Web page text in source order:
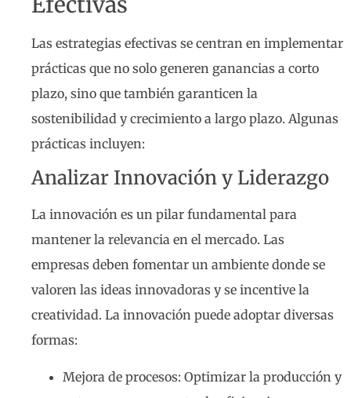
Las estrategias efectivas se centran en implementar
prácticas que no solo generen ganancias a corto
plazo, sino que también garanticen la
sostenibilidad y crecimiento a largo plazo. Algunas
prácticas incluyen:
Analizar Innovación y Liderazgo
La innovación es un pilar fundamental para
mantener la relevancia en el mercado. Las
empresas deben fomentar un ambiente donde se
valoren las ideas innovadoras y se incentive la
creatividad. La innovación puede adoptar diversas
formas:
Mejora de procesos: Optimizar la producción y